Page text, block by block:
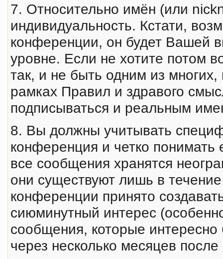
7. Относительно имён (или
индивидуальность. Кстати,
конференции, он будет Вашей
уровне. Если не хотите потом
так, и не быть одним из
рамках Правил и здравого
подписываться и реальным
8. Вы должны учитывать
конференция и четко
все сообщения хранятся
они существуют лишь в
конференции принято
сиюминутный интерес
сообщения, которые интересно
через несколько месяцев